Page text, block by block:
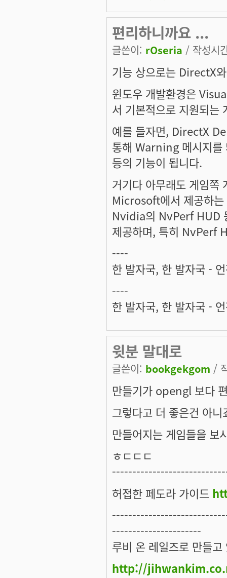
편리하니까요 ...
글쓴이: rOseria / 작성시
기능 상으로는 DirectX
윈도우 개발환경은
서 기본적으로 지원되
예를 들자면, DirectX
통해 Warning 메시지를
등의 기능이 됩니다.
거기다 아무래도 게임쪽
Microsoft에서 제공하
Nvidia의 NvPerf HUD
제공하며, 특히 NvPerf
----
한 발자국, 한 발자국 -
----
한 발자국, 한 발자국 -
윗분 말대로
글쓴이: bookgekgom /
만들기가 opengl 보다
그렇다고 더 좋은건 아니
만들어지는 게임들을 보
ㅎㄷㄷㄷ
허접한 페도라 가이드
----------------------
루비 온 레일즈로 만들
http://